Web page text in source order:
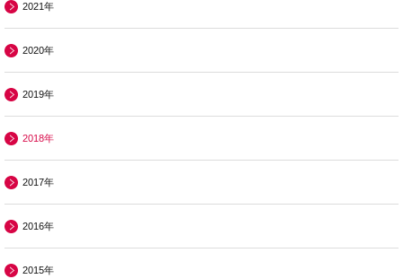
2021年
2020年
2019年
2018年
2017年
2016年
2015年